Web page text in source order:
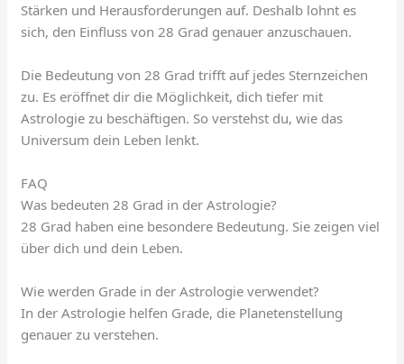
Stärken und Herausforderungen auf. Deshalb lohnt es
sich, den Einfluss von 28 Grad genauer anzuschauen.
Die Bedeutung von 28 Grad trifft auf jedes Sternzeichen
zu. Es eröffnet dir die Möglichkeit, dich tiefer mit
Astrologie zu beschäftigen. So verstehst du, wie das
Universum dein Leben lenkt.
FAQ
Was bedeuten 28 Grad in der Astrologie?
28 Grad haben eine besondere Bedeutung. Sie zeigen viel
über dich und dein Leben.
Wie werden Grade in der Astrologie verwendet?
In der Astrologie helfen Grade, die Planetenstellung
genauer zu verstehen.